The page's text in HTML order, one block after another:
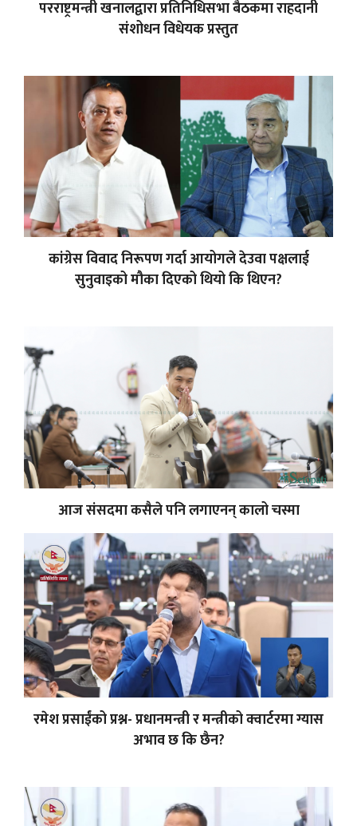
परराष्ट्रमन्त्री खनालद्वारा प्रतिनिधिसभा बैठकमा राहदानी
संशोधन विधेयक प्रस्तुत
कांग्रेस विवाद निरूपण गर्दा आयोगले देउवा पक्षलाई
सुनुवाइको मौका दिएको थियो कि थिएन?
आज संसदमा कसैले पनि लगाएनन् कालो चस्मा
रमेश प्रसाईंको प्रश्न- प्रधानमन्त्री र मन्त्रीको क्वार्टरमा ग्यास
अभाव छ कि छैन?